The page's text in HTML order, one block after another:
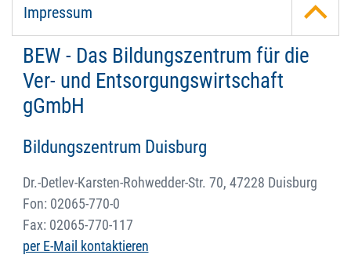
Impressum
BEW - Das Bildungszentrum für die
Ver- und Entsorgungswirtschaft
gGmbH
Bildungszentrum Duisburg
Dr.-Detlev-Karsten-Rohwedder-Str. 70, 47228 Duisburg
Fon: 02065-770-0
Fax: 02065-770-117
per E-Mail kontaktieren